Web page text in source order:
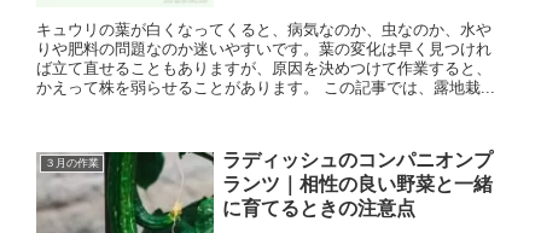
キュウリの葉が白くなってくると、病気なのか、虫なのか、水や
りや肥料の問題なのか迷いやすいです。葉の変化は早く見つけれ
ば立て直せることもありますが、原因を決めつけて作業すると、
かえって株を弱らせることがあります。 この記事では、露地栽...
３月の作業
ラディッシュのコンパニオンプ
ランツ｜相性の良い野菜と一緒
に育てるときの注意点